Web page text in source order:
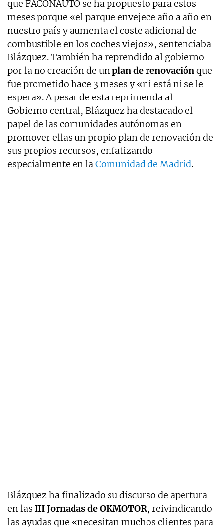
que FACONAUTO se ha propuesto para estos
meses porque «el parque envejece año a año en
nuestro país y aumenta el coste adicional de
combustible en los coches viejos», sentenciaba
Blázquez. También ha reprendido al gobierno
por la no creación de unplan de renovaciónque
fue prometido hace 3 meses y «ni está ni se le
espera». A pesar de esta reprimenda al
Gobierno central, Blázquez ha destacado el
papel de las comunidades autónomas en
promover ellas un propio plan de renovación de
sus propios recursos, enfatizando
especialmente en laComunidad de Madrid.
Blázquez ha finalizado su discurso de apertura
en las III Jornadas de OKMOTOR, reivindicando
las ayudas que «necesitan muchos clientes para